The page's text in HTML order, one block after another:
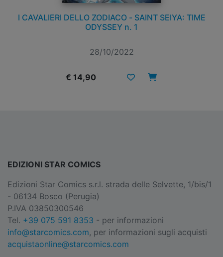
I CAVALIERI DELLO ZODIACO - SAINT SEIYA: TIME
ODYSSEY n. 1
28/10/2022
€ 14,90
EDIZIONI STAR COMICS
Edizioni Star Comics s.r.l. strada delle Selvette, 1/bis/1
- 06134 Bosco (Perugia)
P.IVA 03850300546
Tel. +39 075 591 8353 - per informazioni
info@starcomics.com, per informazioni sugli acquisti
acquistaonline@starcomics.com